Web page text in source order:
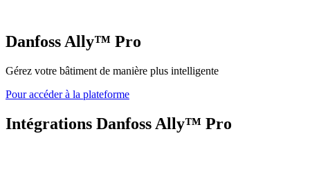
Danfoss Ally™ Pro
Gérez votre bâtiment de manière plus intelligente
Pour accéder à la plateforme
Intégrations Danfoss Ally™ Pro